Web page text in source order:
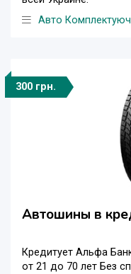
Авто
300 грн.
Автошины в
Кредитует Альфа
от 21 до 70 лет Без